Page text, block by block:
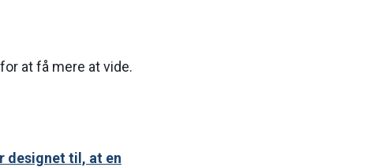
at få mere at vide.
designet til, at en